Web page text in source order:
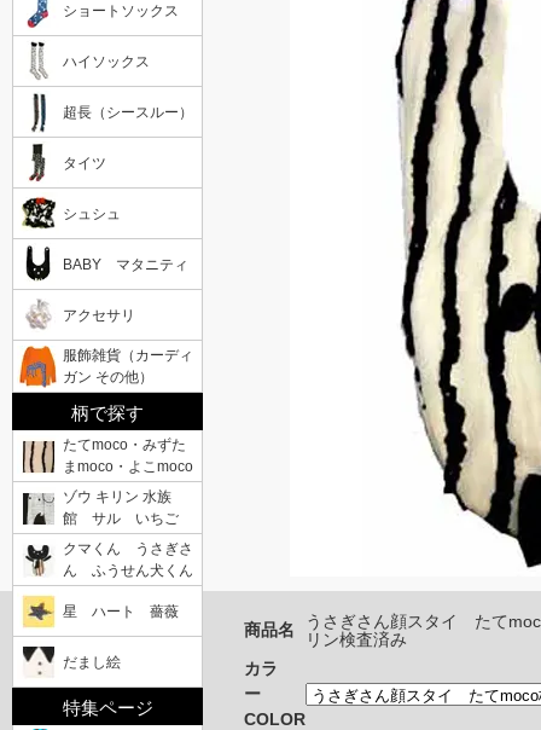
ショートソックス
ハイソックス
超長（シースルー）
タイツ
シュシュ
BABY マタニティ
アクセサリ
服飾雑貨（カーディ
ガン その他）
柄で探す
たてmoco・みずた
まmoco・よこmoco
ゾウ キリン 水族
館 サル いちご
クマくん うさぎさ
ん ふうせん犬くん
星 ハート 薔薇
だまし絵
特集ページ
商品名
うさぎさん顔スタイ たて
リン検査済み
カラ
ー
COLOR